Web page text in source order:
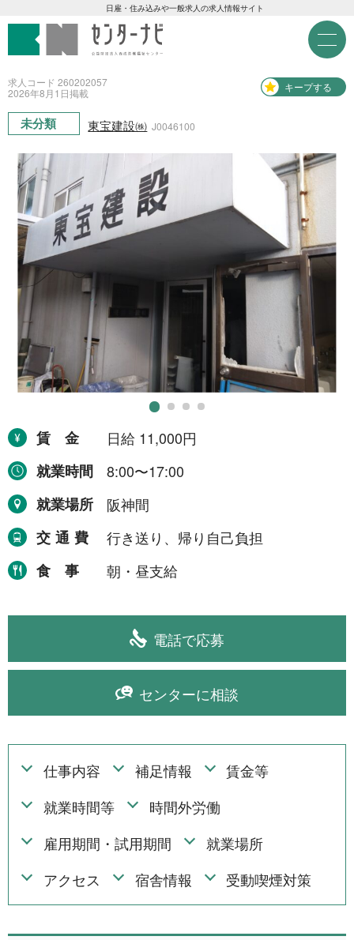
M
e
n
u
センターナビ 公益財団法
日雇・住み込みや一般求人の求人情報サイト
急募現金求人
急募契約求人
高齢者活躍求人
LINE応募可求人
はじめての方へ
事業主の皆様へ
雇用期間から探す
期間の定めなし 1件
職種から探す
警備
求人形態から探す
一般求人
就業場所から探す
関西地方 1件
より詳細な探し方へ
NEWS
事業者一覧
求人コード 260202057
2026年8月1日掲載 キープする
未分類 東宝建設㈱ J0046100
賃金
日給 11,000円
就業時間
8:00〜17:00
就業場所
阪神間
交通費
行き送り、帰り自己負担
食事
朝・昼支給
電話で応募
センターに相談
仕事内容 補足情報
賃金等
就業時間等
時間外労働
雇用期間・試用期間
就業場所
アクセス
宿舎情報 受動喫煙対策